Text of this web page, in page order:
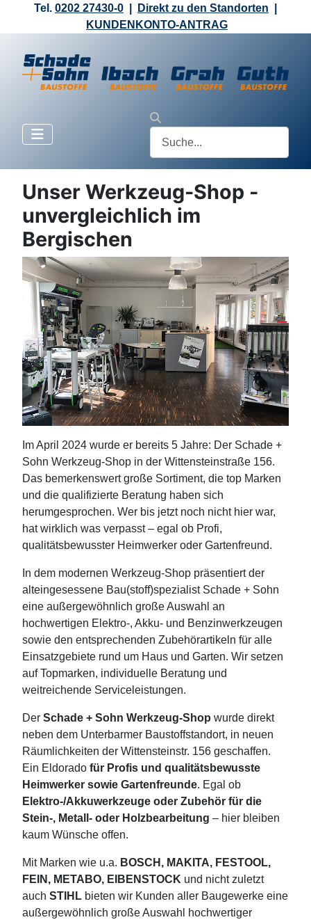
Tel. 0202 27430-0 Direkt zu den Standorten
KUNDENKONTO-ANTRAG
Unser Werkzeug-Shop -
unvergleichlich im
Bergischen
Im April 2024 wurde er bereits 5 Jahre: Der Schade +
Sohn Werkzeug-Shop in der Wittensteinstraße 156.
Das bemerkenswert große Sortiment, die top Marken
und die qualifizierte Beratung haben sich
herumgesprochen. Wer bis jetzt noch nicht hier war,
hat wirklich was verpasst – egal ob Profi,
qualitätsbewusster Heimwerker oder Gartenfreund.
In dem modernen Werkzeug-Shop präsentiert der
alteingesessene Bau(stoff)spezialist Schade + Sohn
eine außergewöhnlich große Auswahl an
hochwertigen Elektro-, Akku- und Benzinwerkzeugen
sowie den entsprechenden Zubehörartikeln für alle
Einsatzgebiete rund um Haus und Garten. Wir setzen
auf Topmarken, individuelle Beratung und
weitreichende Serviceleistungen.
Der Schade + Sohn Werkzeug-Shop wurde direkt
neben dem Unterbarmer Baustoffstandort, in neuen
Räumlichkeiten der Wittensteinstr. 156 geschaffen.
Ein Eldorado für Profis und qualitätsbewusste
Heimwerker sowie Gartenfreunde. Egal ob
Elektro-/Akkuwerkzeuge oder Zubehör für die
Stein-, Metall- oder Holzbearbeitung – hier bleiben
kaum Wünsche offen.
Mit Marken wie u.a. BOSCH, MAKITA, FESTOOL,
FEIN, METABO, EIBENSTOCK und nicht zuletzt
auch STIHL bieten wir Kunden aller Baugewerke eine
außergewöhnlich große Auswahl hochwertiger